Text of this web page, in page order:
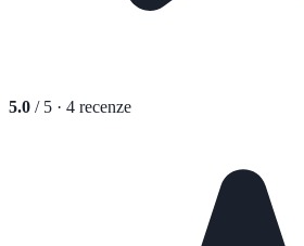
5.0 / 5 · 4 recenze